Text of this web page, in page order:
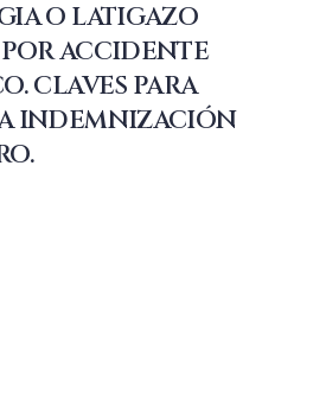
O LATIGAZO
ACCIDENTE
CLAVES PARA
INDEMNIZACIÓN